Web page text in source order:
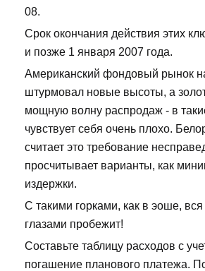
08.
Срок окончания действия этих
и позже 1 января 2007 года.
Американский фондовый рынок
штурмовал новые высоты, а
мощную волну распродаж - в
чувствует себя очень плохо.
считает это требование
просчитывает варианты, как
издержки.
С такими горками, как в эоше,
глазами пробежит!
Составьте таблицу расходов с
погашение планового платежа.